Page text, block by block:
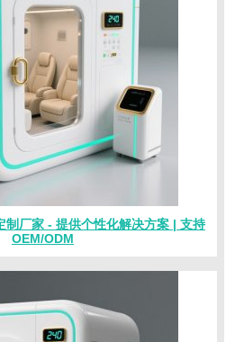
制厂家 - 提供个性化解决方案 | 支持
OEM/ODM